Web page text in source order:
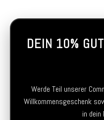
DEIN 10%
Werde Teil unserer
Willkommensgeschenk
in